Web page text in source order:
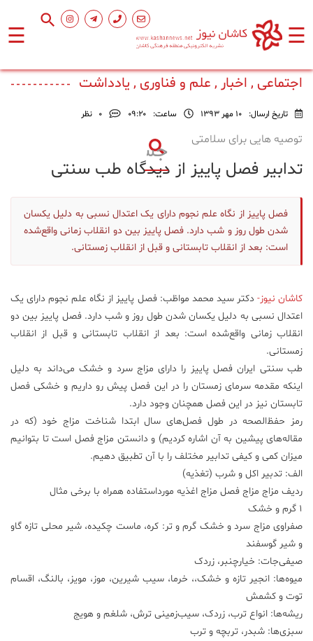
☰ ☰
اصلی
فرهنگ
هنر
ورزشی
زیست
علم
و
فناوری
عکس
پادکست
مجله
فرهنگی
هنری
اجتماعی , اخبار , علم و فناوری , یادداشت
تاریخ ارسال: 10 مهر 1393 ساعت: ۰۹:۲۰ 0 نظر
توصیه هایی برای سلامتی
تدابیر فصل پاییز از دیدگاه طب سنتی
فصل پاییز از نگاه علم نجوم دارای یک اعتدال نسبی به دلیل یکسان
شدن طول روز و شب دارد. فصل پاییز بین دو انقلاب زمانی واقع‌شده
است: بعد از انقلاب تابستانی و قبل از انقلاب زمستانی.
کاشان نیوز- دکتر سید محمد مواظب: فصل پاییز از نگاه علم نجوم دارای یک
اعتدال نسبی به دلیل یکسان شدن طول روز و شب دارد. فصل پاییز بین دو
انقلاب زمانی واقع‌شده است: بعد از انقلاب تابستانی و قبل از انقلاب
زمستانی.
طب سنتی ایران فصل پاییز را دارای مزاج سرد و خشک می‌داند به دلیل
اینکه مقدمه سرمای زمستان را در این فصل پیش رو داریم و خشکی فصل
تابستان نیز در این فصل همچنان وجود دارد.
رمز حفظ‌الصحه در طول فصل‌های سال ابتدا شناخت مزاج خود (که در
مقاله‌های پیشین به آن اشاره کردیم) و دانستن مزاج فصل است تا بتوانیم
میزان کمی و کیفی تدابیر مختلف را با آن تطبیق دهیم.
الف: تدبیر اکل و شرب (تغذیه)
ردیف مزاج مزاج فصل مزاج اغذیه مورداستفاده همراه با برخی مثال
1 گرم و خشک
صفراوی مزاج سرد و خشک گرم و تر: کره، ماست چکیده، شیر محلی تازه گاو
و شیر گوسفند
صیفی‌جات: خیارچنبر، زردک
میوه‌ها: انجير تازه و خشک،، خرما، سيب شیرین، موز، مویز، بالنگ، اقسام
توت و کشمش
ریشه‌ها: انواع ترب، زردک، سیب‌زمینی ترش، شلغم و هویج
سبزی‌ها: شبدر، تربچه و ترب